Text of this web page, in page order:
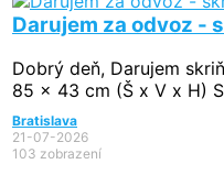
Darujem za odvoz -
Dobrý deň, Darujem
85 x 43 cm (Š x V x H)
Bratislava
21-07-2026
103 zobrazení